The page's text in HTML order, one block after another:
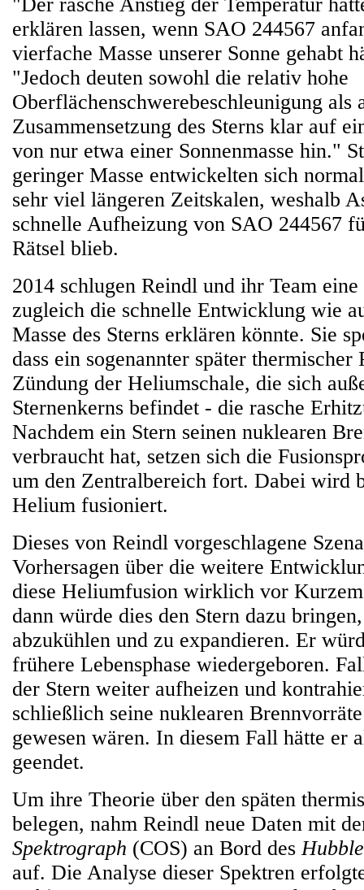
erklären lassen, wenn SAO 244567
vierfache Masse unserer Sonne gehabt
"Jedoch deuten sowohl die relativ hohe
Oberflächenschwerebeschleunigung als
Zusammensetzung des Sterns klar auf
von nur etwa einer Sonnenmasse hin."
geringer Masse entwickelten sich
sehr viel längeren Zeitskalen, weshalb
schnelle Aufheizung von SAO 244567
Rätsel blieb.
2014 schlugen Reindl und ihr Team
zugleich die schnelle Entwicklung wie
Masse des Sterns erklären könnte. Sie
dass ein sogenannter später thermischer
Zündung der Heliumschale, die sich
Sternenkerns befindet - die rasche
Nachdem ein Stern seinen nuklearen
verbraucht hat, setzen sich die
um den Zentralbereich fort. Dabei wird
Helium fusioniert.
Dieses von Reindl vorgeschlagene
Vorhersagen über die weitere
diese Heliumfusion wirklich vor
dann würde dies den Stern dazu
abzukühlen und zu expandieren. Er
frühere Lebensphase wiedergeboren.
der Stern weiter aufheizen und
schließlich seine nuklearen
gewesen wären. In diesem Fall hätte er
geendet.
Um ihre Theorie über den späten
belegen, nahm Reindl neue Daten mit
Spektrograph (COS) an Bord desHubble
auf. Die Analyse dieser Spektren